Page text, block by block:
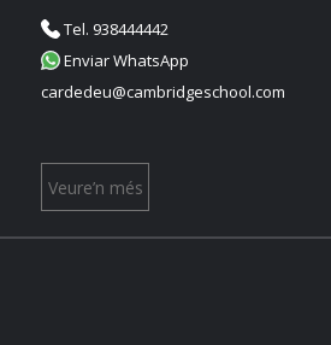
Tel. 938444442
Enviar WhatsApp
cardedeu@cambridgeschool.com
Veure’n més